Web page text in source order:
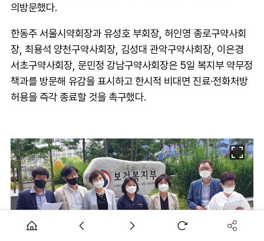
의방문했다.
한동주 서울시약회장과 유성호 부회장, 허인영 종로구약사회
장, 최용석 양천구약사회장, 김성대 관악구약사회장, 이은경
서초구약사회장, 문민정 강남구약사회장은 5일 복지부 약무정
책과를 방문해 유감을 표시하고 한시적 비대면 진료·전화처방
허용을 즉각 종료할 것을 촉구했다.